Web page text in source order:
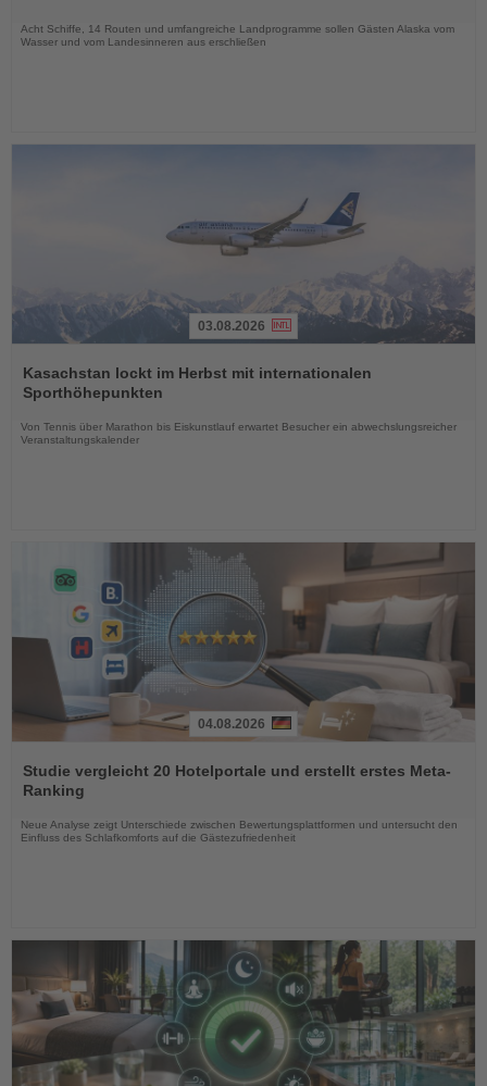
Acht Schiffe, 14 Routen und umfangreiche Landprogramme sollen Gästen Alaska vom
Wasser und vom Landesinneren aus erschließen
Sie
die
Nachrichten
03.08.2026
Kasachstan lockt im Herbst mit internationalen
Sporthöhepunkten
Von Tennis über Marathon bis Eiskunstlauf erwartet Besucher ein abwechslungsreicher
Veranstaltungskalender
Sie
die
Nachrichten
04.08.2026
Studie vergleicht 20 Hotelportale und erstellt erstes Meta-
Ranking
Neue Analyse zeigt Unterschiede zwischen Bewertungsplattformen und untersucht den
Einfluss des Schlafkomforts auf die Gästezufriedenheit